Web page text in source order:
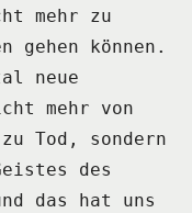
mehr zu
können.
neue
mehr von
Tod,
sondern
des
das hat uns